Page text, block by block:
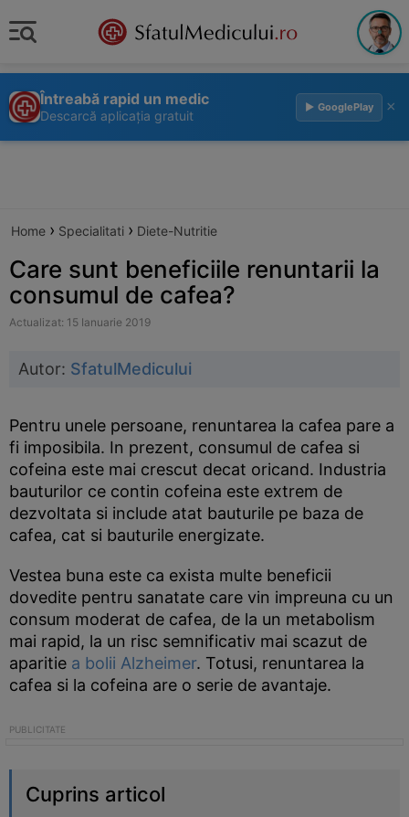
Întreabă rapid un medic
Descarcă aplicația gratuit
▶ GooglePlay ×
Home › Specialitati › Diete-Nutritie
Care sunt beneficiile renuntarii la
consumul de cafea?
Actualizat: 15 Ianuarie 2019
Autor: SfatulMedicului
Pentru unele persoane, renuntarea la cafea pare a
fi imposibila. In prezent, consumul de cafea si
cofeina este mai crescut decat oricand. Industria
bauturilor ce contin cofeina este extrem de
dezvoltata si include atat bauturile pe baza de
cafea, cat si bauturile energizate.
Vestea buna este ca exista multe beneficii
dovedite pentru sanatate care vin impreuna cu un
consum moderat de cafea, de la un metabolism
mai rapid, la un risc semnificativ mai scazut de
aparitie a bolii Alzheimer. Totusi, renuntarea la
cafea si la cofeina are o serie de avantaje.
Cuprins articol